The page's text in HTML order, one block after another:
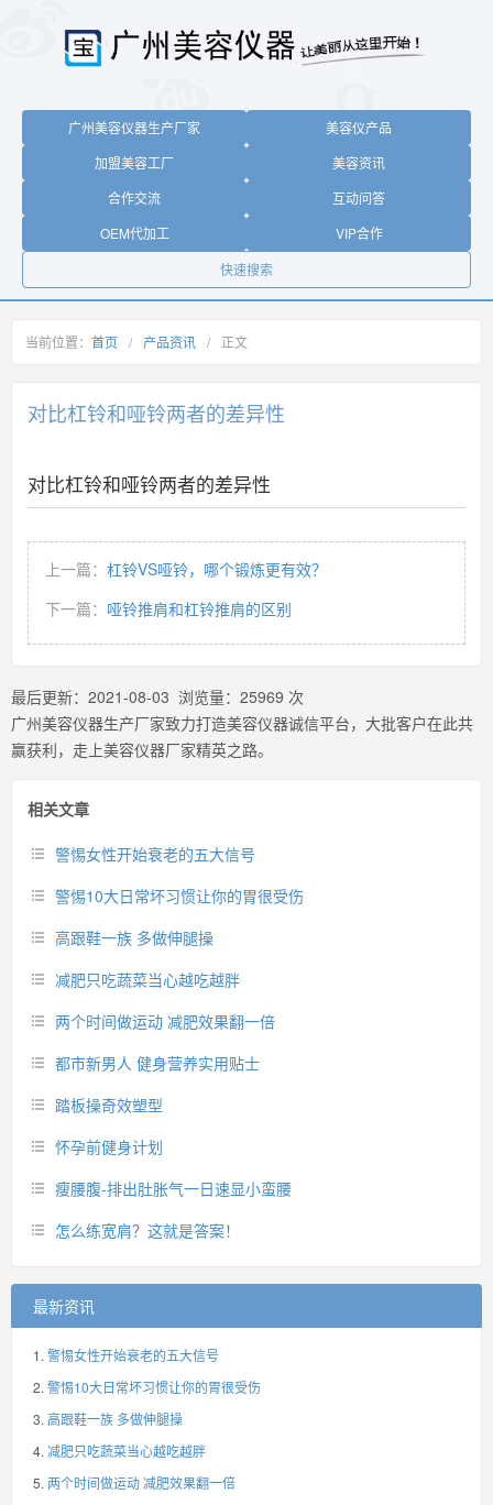
广州美容仪器生产厂家
美容仪产品
加盟美容工厂
美容资讯
合作交流
互动问答
OEM代加工
VIP合作
快速搜索
当前位置： 首页 / 产品资讯 / 正文
对比杠铃和哑铃两者的差异性
对比杠铃和哑铃两者的差异性
上一篇： 杠铃VS哑铃，哪个锻炼更有效？
下一篇： 哑铃推肩和杠铃推肩的区别
最后更新： 2021-08-03 浏览量： 25969 次
广州美容仪器生产厂家致力打造美容仪器诚信平台，大批客户在此共
赢获利，走上美容仪器厂家精英之路。
相关文章
警惕女性开始衰老的五大信号
警惕10大日常坏习惯让你的胃很受伤
高跟鞋一族 多做伸腿操
减肥只吃蔬菜当心越吃越胖
两个时间做运动 减肥效果翻一倍
都市新男人 健身营养实用贴士
踏板操奇效塑型
怀孕前健身计划
瘦腰腹-排出肚胀气一日速显小蛮腰
怎么练宽肩？这就是答案！
最新资讯
警惕女性开始衰老的五大信号
警惕10大日常坏习惯让你的胃很受伤
高跟鞋一族 多做伸腿操
减肥只吃蔬菜当心越吃越胖
两个时间做运动 减肥效果翻一倍